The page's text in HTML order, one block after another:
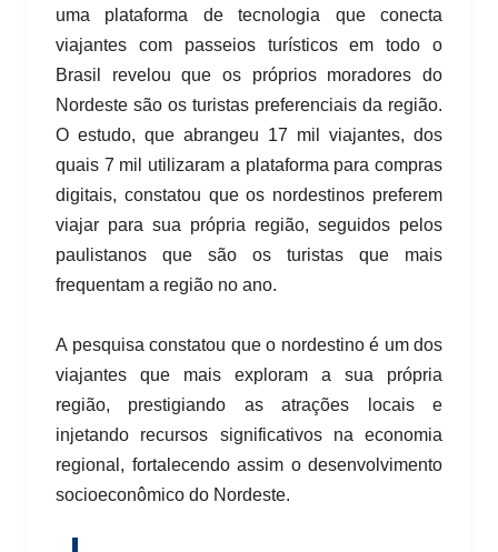
uma plataforma de tecnologia que conecta
viajantes com passeios turísticos em todo o
Brasil revelou que os próprios moradores do
Nordeste são os turistas preferenciais da região.
O estudo, que abrangeu 17 mil viajantes, dos
quais 7 mil utilizaram a plataforma para compras
digitais, constatou que os nordestinos preferem
viajar para sua própria região, seguidos pelos
paulistanos que são os turistas que mais
frequentam a região no ano.
A pesquisa constatou que o nordestino é um dos
viajantes que mais exploram a sua própria
região, prestigiando as atrações locais e
injetando recursos significativos na economia
regional, fortalecendo assim o desenvolvimento
socioeconômico do Nordeste.